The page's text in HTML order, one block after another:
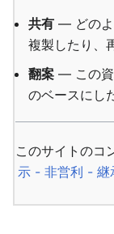
共有 — どのよ
複製したり、
翻案 — この資
のベースにし
このサイトのコ
示 - 非営利 - 継